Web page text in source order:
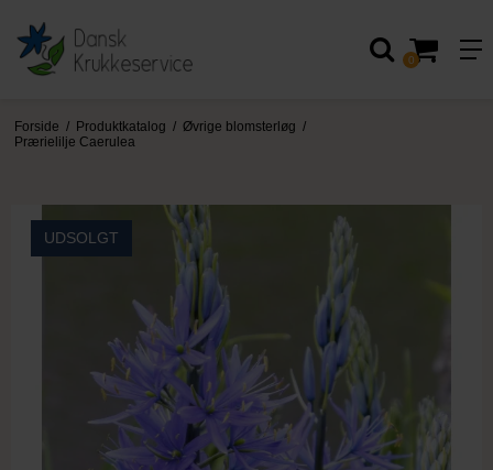
0
Forside / Produktkatalog / Øvrige blomsterløg /
Prærielilje Caerulea
UDSOLGT